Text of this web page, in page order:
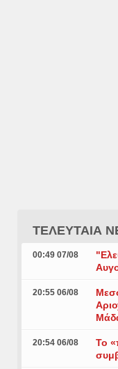
ΤΕΛΕΥΤΑΙΑ
00:49 07/08
20:55 06/08
20:54 06/08
Το